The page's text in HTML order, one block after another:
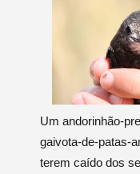
Um andorinhão-
gaivota-de-patas-
terem caído dos